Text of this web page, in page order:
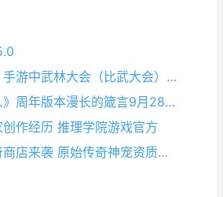
在《我功夫特牛》手游中武林大会（比武大会）玩法在游戏中是主要玩法之一，那么武林大会该怎么打呢？下面九游手游网小编就给大家带来了《我功夫特牛》武林大会攻略大全介绍，欢迎大家围观！
《时空中的绘旅人》周年版本漫长的箴言9月28日开启
创作经历 推理学院游戏官方
《原始传奇》神奇商店来袭 原始传奇神宠资质哪个最好